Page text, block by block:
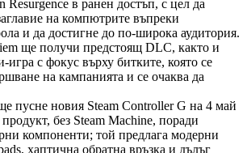
в ранен достъп, с цел да
на компютрите въпреки
и да достигне до по-широка аудитория.
ще получи предстоящ DLC, както и
игра с фокус върху битките, която се
на кампанията и се очаква да
пусне новия Steam Controller G на 4 май
без Steam Machine, поради
компоненти; той предлага модерни
хаптична обратна връзка и дълъг